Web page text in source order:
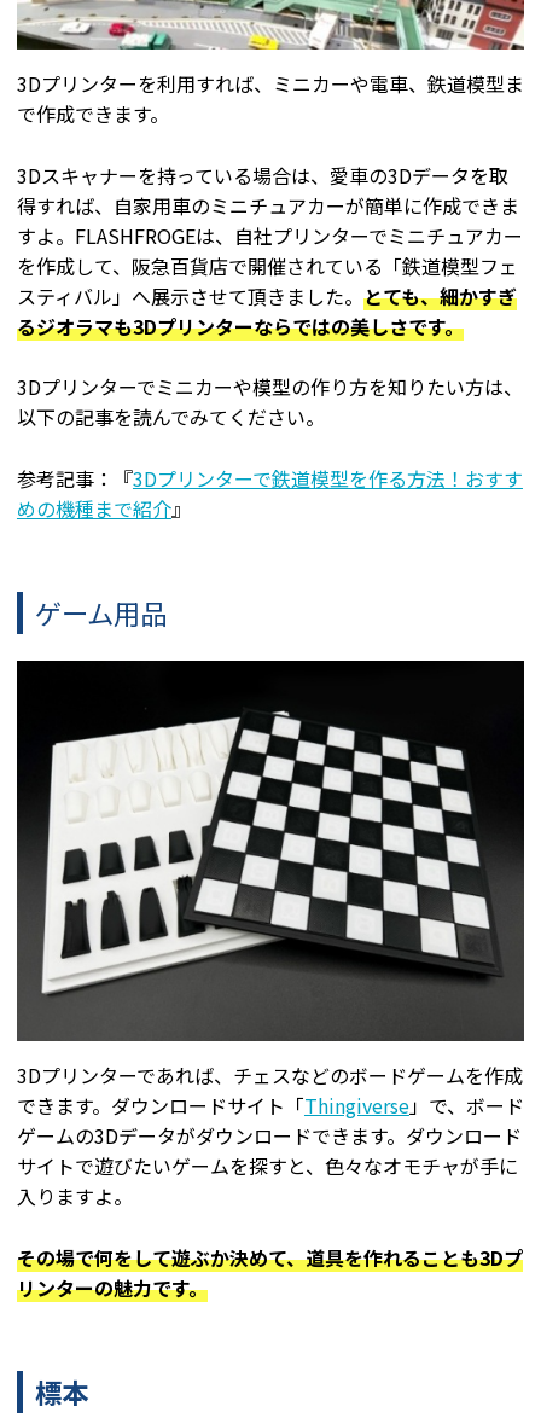
3Dプリンターを利用すれば、ミニカーや電車、鉄道模型ま
で作成できます。
3Dスキャナーを持っている場合は、愛車の3Dデータを取
得すれば、自家用車のミニチュアカーが簡単に作成できま
すよ。FLASHFROGEは、自社プリンターでミニチュアカー
を作成して、阪急百貨店で開催されている「鉄道模型フェ
スティバル」へ展示させて頂きました。 とても、細かすぎ
るジオラマも3Dプリンターならではの美しさです。
3Dプリンターでミニカーや模型の作り方を知りたい方は、
以下の記事を読んでみてください。
参考記事：『3Dプリンターで鉄道模型を作る方法！おすす
めの機種まで紹介』
ゲーム用品
3Dプリンターであれば、チェスなどのボードゲームを作成
できます。ダウンロードサイト「Thingiverse」で、ボード
ゲームの3Dデータがダウンロードできます。ダウンロード
サイトで遊びたいゲームを探すと、色々なオモチャが手に
入りますよ。
その場で何をして遊ぶか決めて、道具を作れることも3Dプ
リンターの魅力です。
標本